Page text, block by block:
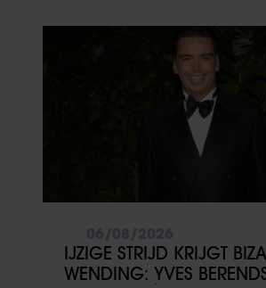
IJZIGE STRIJD KRIJGT
WENDING: YVES